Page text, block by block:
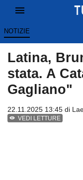
NOTIZIE
Latina,
stata. A
Gagliano"
22.11.2025 13:45 di
VEDI LETTURE